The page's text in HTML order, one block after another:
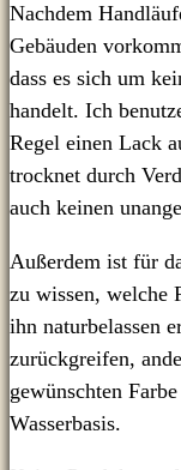
Nachdem
Gebäuden
dass es sich um
handelt. Ich
Regel einen Lack
trocknet durch
auch keinen
Außerdem ist für
zu wissen, welche
ihn naturbelassen
zurückgreifen,
gewünschten
Wasserbasis.